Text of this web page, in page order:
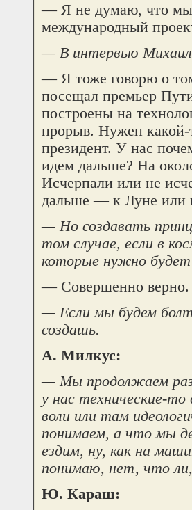
— Я не думаю, что мы
международный
— В интервью Михаил
— Я тоже говорю о
посещал премьер
построены на
прорыв. Нужен какой-
президент. У нас
идем дальше? На
Исчерпали или не
дальше — к Луне или
— Но создавать
том случае, если в
которые нужно
— Совершенно верно.
— Если мы будем
создашь.
А. Милкус:
— Мы продолжаем
у нас технические-
воли или там
понимаем, а что мы
ездим, ну, как на
понимаю, нет, что
Ю. Караш: